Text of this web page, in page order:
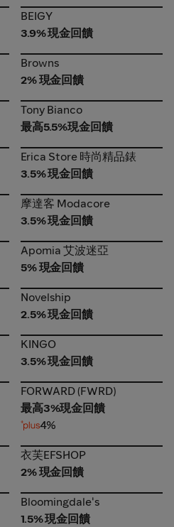
BEIGY
BEIGY
3.9% 現金回饋
Browns
Browns
2% 現金回饋
Tony Bianco
Tony Bianco
最高5.5%現金回饋
Erica Store 時尚精品錶
Erica Store 時尚精品錶
3.5% 現金回饋
摩達客 Modacore
摩達客 Modacore
3.5% 現金回饋
Apomia 艾波迷亞
Apomia 艾波迷亞
5% 現金回饋
Novelship
Novelship
2.5% 現金回饋
KINGO
KINGO
3.5% 現金回饋
FORWARD (FWRD)
FORWARD (FWRD)
最高3%現金回饋
4%
衣芙EFSHOP
衣芙EFSHOP
2% 現金回饋
Bloomingdale's
Bloomingdale's
1.5% 現金回饋